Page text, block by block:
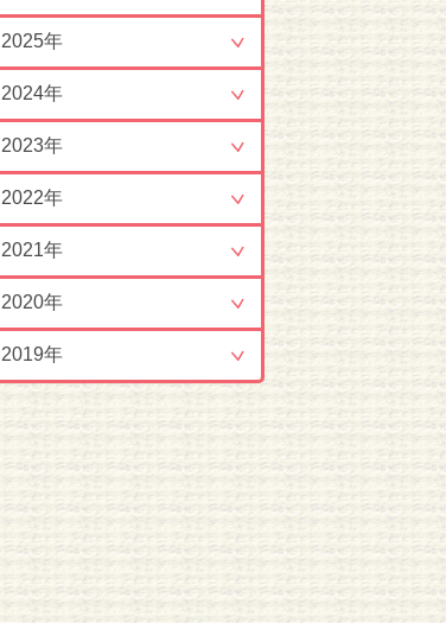
2025年
2024年
2023年
2022年
2021年
2020年
2019年